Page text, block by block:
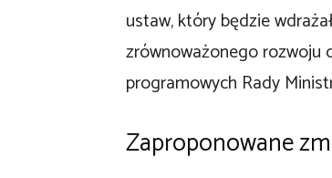
ustaw, który będzie
zrównoważonego rozwoju
programowych Rady
Zaproponowane